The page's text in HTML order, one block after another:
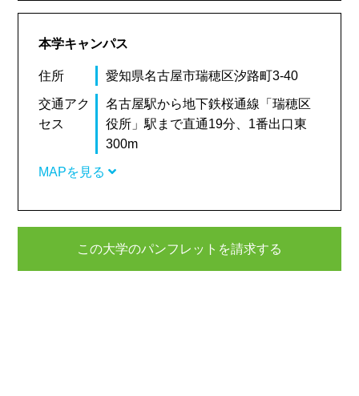
本学キャンパス
住所 愛知県名古屋市瑞穂区汐路町3-40
交通アク
セス
名古屋駅から地下鉄桜通線「瑞穂区
役所」駅まで直通19分、1番出口東
300m
MAPを見る
この大学のパンフレットを請求する